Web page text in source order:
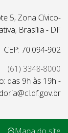
5, Zona Cívico-
Brasília - DF
CEP: 70.094-902
(61) 3348-8000
das 9h às 19h -